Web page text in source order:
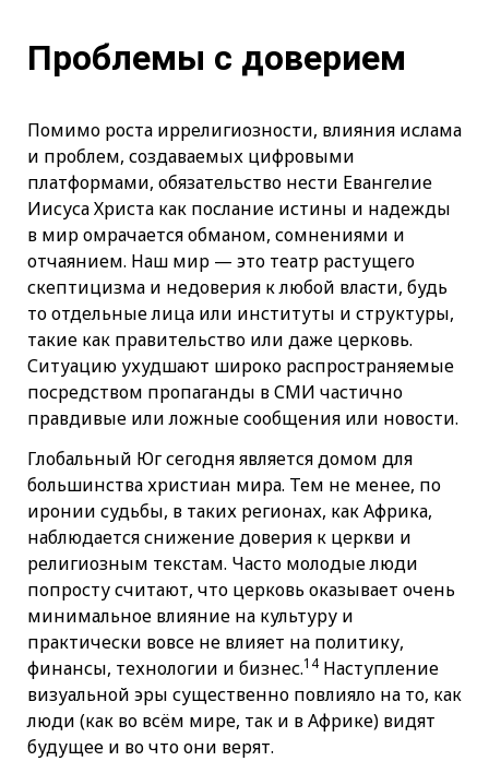
Проблемы с доверием
Помимо роста иррелигиозности, влияния ислама
и проблем, создаваемых цифровыми
платформами, обязательство нести Евангелие
Иисуса Христа как послание истины и надежды
в мир омрачается обманом, сомнениями и
отчаянием. Наш мир — это театр растущего
скептицизма и недоверия к любой власти, будь
то отдельные лица или институты и структуры,
такие как правительство или даже церковь.
Ситуацию ухудшают широко распространяемые
посредством пропаганды в СМИ частично
правдивые или ложные сообщения или новости.
Глобальный Юг сегодня является домом для
большинства христиан мира. Тем не менее, по
иронии судьбы, в таких регионах, как Африка,
наблюдается снижение доверия к церкви и
религиозным текстам. Часто молодые люди
попросту считают, что церковь оказывает очень
минимальное влияние на культуру и
практически вовсе не влияет на политику,
финансы, технологии и бизнес.14 Наступление
визуальной эры существенно повлияло на то, как
люди (как во всём мире, так и в Африке) видят
будущее и во что они верят.